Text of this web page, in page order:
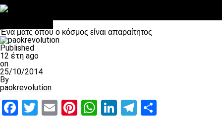
Ένα ματς όπου ο κόσμος είναι απαραίτητος
Published
12 έτη ago
on
25/10/2014
By
paokrevolution
Facebook
Twitter
EmailPinterest
WhatsApp
LinkedIn
Telegram